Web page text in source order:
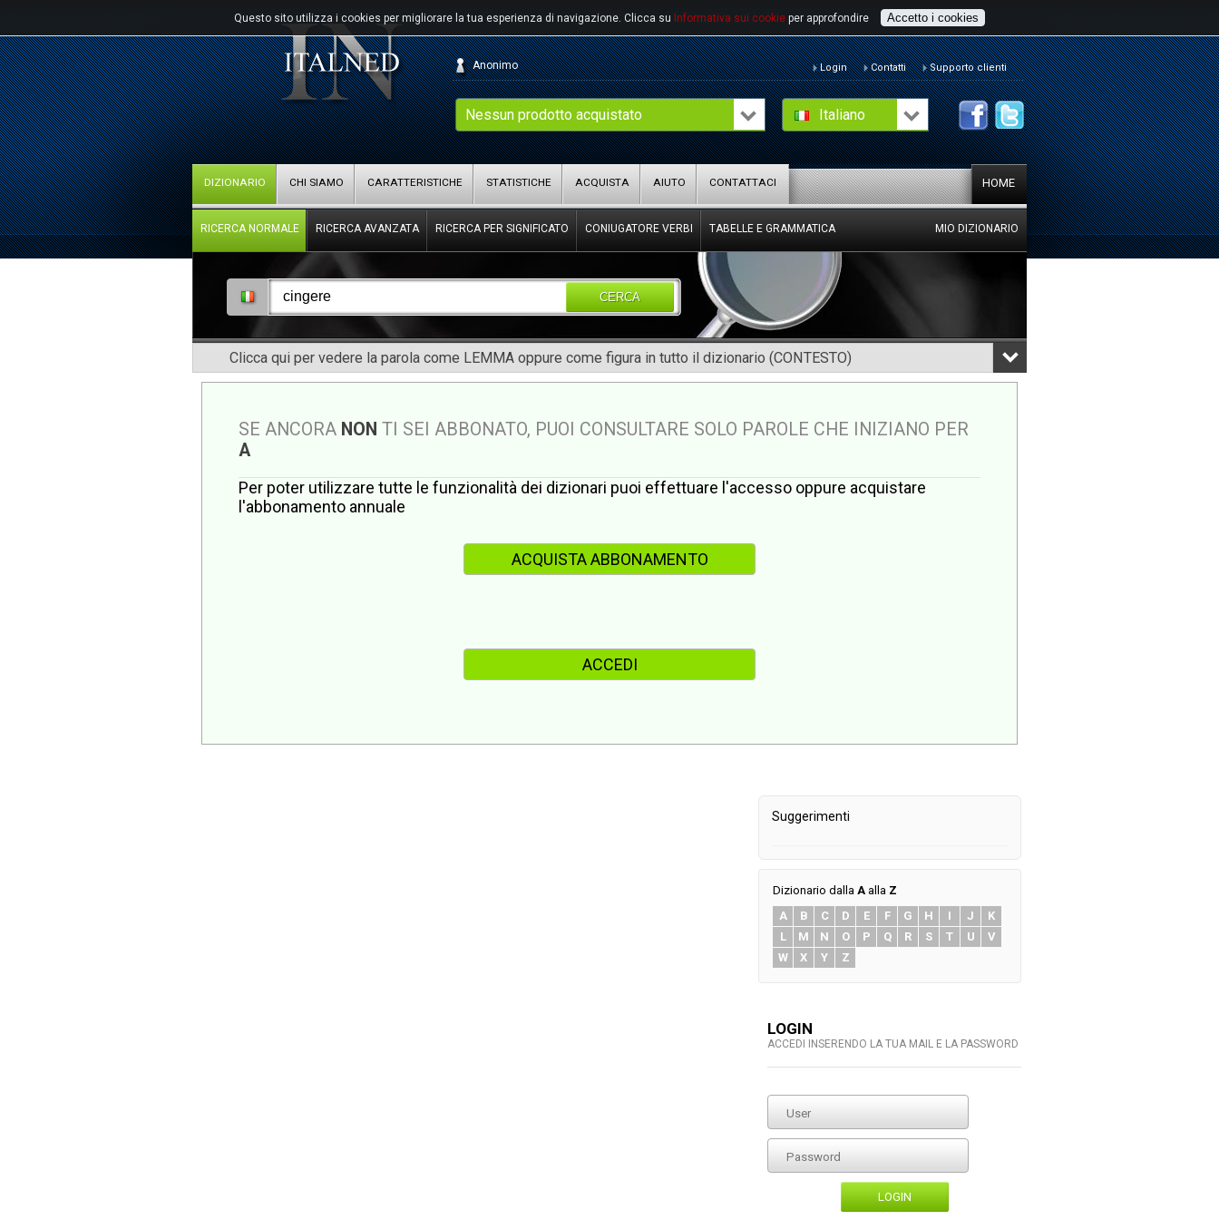
Questo sito utilizza i cookies per migliorare la tua esperienza di navigazione. Clicca su Informativa sui cookie per approfondire Accetto i cookies
Italiano
Nessun prodotto acquistato
Anonimo Login Contatti Supporto clienti
HOME
DIZIONARIO CHI SIAMO CARATTERISTICHE STATISTICHE ACQUISTA AIUTO CONTATTACI
RICERCA NORMALE RICERCA AVANZATA RICERCA PER SIGNIFICATO CONIUGATORE VERBI TABELLE E GRAMMATICA MIO DIZIONARIO
CERCA
Clicca qui per vedere la parola come LEMMA oppure come figura in tutto il dizionario (CONTESTO)
SE ANCORA NON TI SEI ABBONATO, PUOI CONSULTARE SOLO PAROLE CHE INIZIANO PER
A
Per poter utilizzare tutte le funzionalità dei dizionari puoi effettuare l'accesso oppure acquistare
l'abbonamento annuale
ACQUISTA ABBONAMENTO
ACCEDI
Suggerimenti
Dizionario dalla A alla Z
A
B C D E F G H I J
K
L
M N O P Q R S T U
V
W
X Y Z
LOGIN
ACCEDI INSERENDO LA TUA MAIL E LA PASSWORD
LOGIN